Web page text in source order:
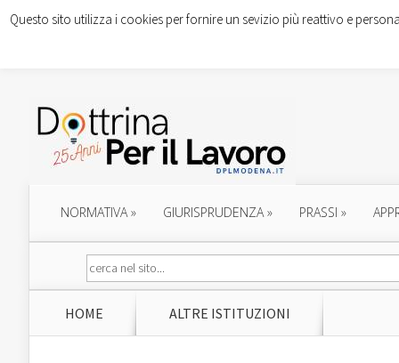
NORMATIVA» GIURISPRUDENZA» PRASSI »
HOME ALTRE ISTITUZIONI
Questo sito utilizza i cookies per fornire un sevizio più reattivo e